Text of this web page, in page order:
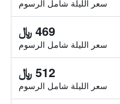
سعر الليلة شامل الرسوم
469 ﷼
سعر الليلة شامل الرسوم
512 ﷼
سعر الليلة شامل الرسوم